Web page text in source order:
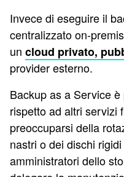
Invece di eseguire il
centralizzato on-
un cloud privato,
provider esterno.
Backup as a Service
rispetto ad altri servizi
preoccuparsi della
nastri o dei dischi
amministratori dello